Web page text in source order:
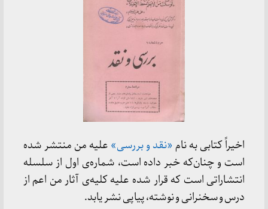
اخیراً كتابی به نام «نقد و بررسی» علیه من منتشر شده
است و چنان‌كه خبر داده است، شماره‌ی اول از سلسله
انتشاراتی است كه قرار شده علیه كلیه‌ی آثار من اعم از
درس و سخنرانی و نوشته، پیاپی نشر یابد.